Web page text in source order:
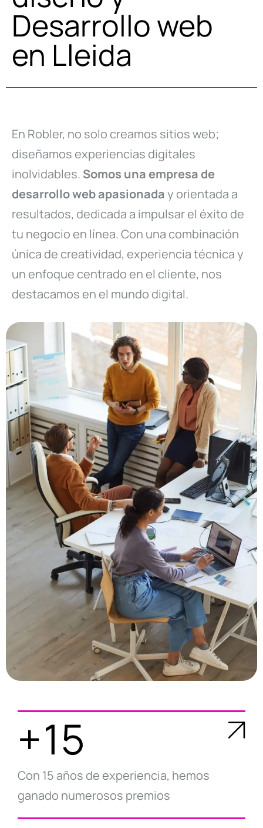
Desarrollo web
en Lleida
En Robler, no solo creamos sitios web;
diseñamos experiencias digitales
inolvidables. Somos una empresa de
desarrollo web apasionaday orientada a
resultados, dedicada a impulsar el éxito de
tu negocio en línea. Con una combinación
única de creatividad, experiencia técnica y
un enfoque centrado en el cliente, nos
destacamos en el mundo digital.
+15
Con 15 años de experiencia, hemos
ganado numerosos premios